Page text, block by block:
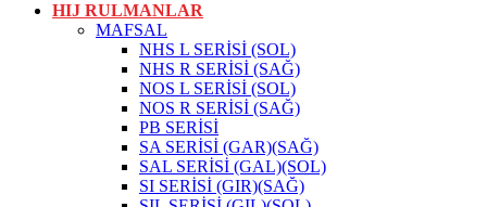
HIJ RULMANLAR
MAFSAL
NHS L SERİSİ (SOL)
NHS R SERİSİ (SAĞ)
NOS L SERİSİ (SOL)
NOS R SERİSİ (SAĞ)
PB SERİSİ
SA SERİSİ (GAR)(SAĞ)
SAL SERİSİ (GAL)(SOL)
SI SERİSİ (GIR)(SAĞ)